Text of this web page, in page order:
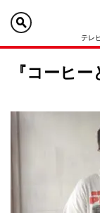
テレ
『コーヒ